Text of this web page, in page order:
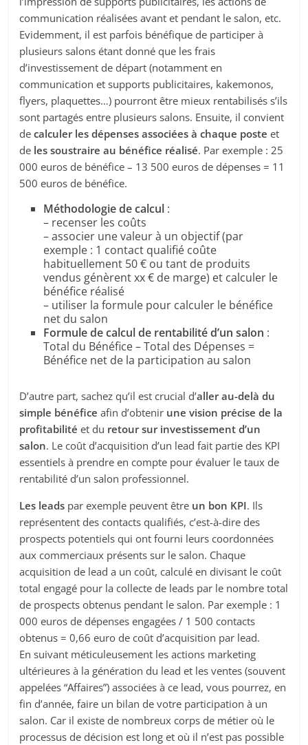
communication réalisées avant et pendant le salon, etc.
Evidemment, il est parfois bénéfique de participer à
plusieurs salons étant donné que les frais
d’investissement de départ (notamment en
communication et supports publicitaires, kakemonos,
flyers, plaquettes…) pourront être mieux rentabilisés s’ils
sont partagés entre plusieurs salons. Ensuite, il convient
decalculer les dépenses associées à chaque poste et
de les soustraire au bénéfice réalisé. Par exemple : 25
000 euros de bénéfice – 13 500 euros de dépenses = 11
500 euros de bénéfice.
Méthodologie de calcul :
– recenser les coûts
– associer une valeur à un objectif (par
exemple : 1 contact qualifié coûte
habituellement 50 € ou tant de produits
vendus génèrent xx € de marge) et calculer le
bénéfice réalisé
– utiliser la formule pour calculer le bénéfice
net du salon
Formule de calcul de rentabilité d’un salon :
Total du Bénéfice – Total des Dépenses =
Bénéfice net de la participation au salon
D’autre part, sachez qu’il est crucial d’aller au-delà du
simple bénéfice afin d’obtenir une vision précise de la
profitabilité et du retour sur investissement d’un
salon. Le coût d’acquisition d’un lead fait partie des KPI
essentiels à prendre en compte pour évaluer le taux de
rentabilité d’un salon professionnel.
Les leads par exemple peuvent être un bon KPI. Ils
représentent des contacts qualifiés, c’est-à-dire des
prospects potentiels qui ont fourni leurs coordonnées
aux commerciaux présents sur le salon. Chaque
acquisition de lead a un coût, calculé en divisant le coût
total engagé pour la collecte de leads par le nombre total
de prospects obtenus pendant le salon. Par exemple : 1
000 euros de dépenses engagées / 1 500 contacts
obtenus = 0,66 euro de coût d’acquisition par lead.
En suivant méticuleusement les actions marketing
ultérieures à la génération du lead et les ventes (souvent
appelées “Affaires”) associées à ce lead, vous pourrez, en
fin d’année, faire un bilan de votre participation à un
salon. Car il existe de nombreux corps de métier où le
processus de décision est long et où il n’est pas possible